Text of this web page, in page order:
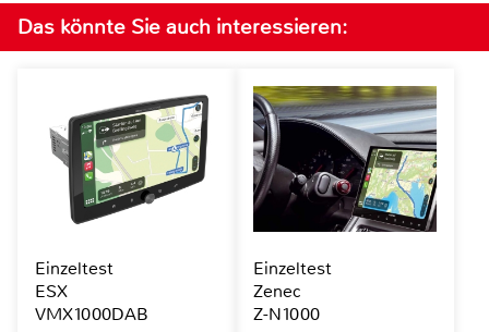
Das könnte Sie auch interessieren:
Einzeltest
ESX
VMX1000DAB
Einzeltest
Zenec
Z-N1000